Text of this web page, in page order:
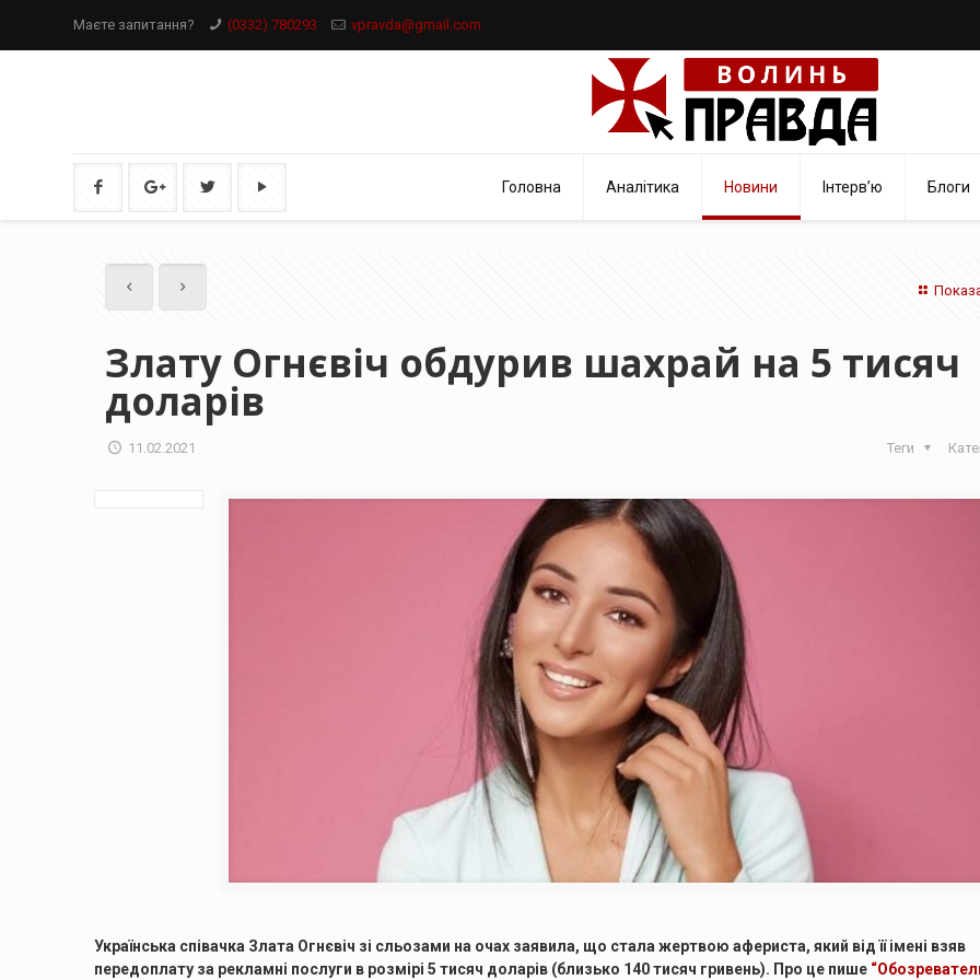
Маєте запитання? (0332) 780293 vpravda@gmail.com
Головна Аналітика Новини Інтерв’ю Блоги
Злату Огнєвіч обдурив шахрай на 5 тисяч
доларів
11.02.2021 Теги
Українська співачка Злата Огнєвіч зі сльозами на очах заявила, що стала жертвою афериста, який від її імені взяв
передоплату за рекламні послуги в розмірі 5 тисяч доларів (близько 140 тисяч гривень). Про це пише